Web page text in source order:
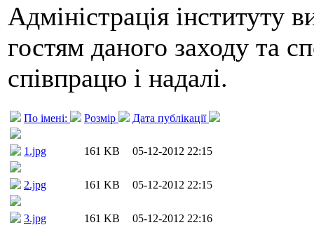
Адміністрація інституту
гостям даного заходу та
співпрацю і надалі.
По імені: Розмір Дата публікації
1.jpg 161 KB 05-12-2012 22:15
2.jpg 161 KB 05-12-2012 22:15
3.jpg 161 KB 05-12-2012 22:16